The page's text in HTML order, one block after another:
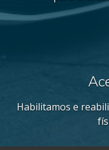
Habilitamos e